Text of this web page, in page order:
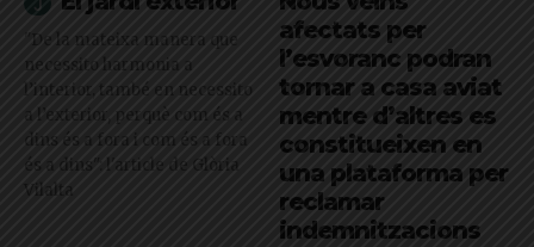
"De la mateixa manera que
necessito harmonia a
l’interior, també en necessito
a l’exterior, perquè com és a
dins és a fora i com és a fora
és a dins": l'article de Glòria
Vilalta
afectats per
l’esvoranc podran
tornar a casa aviat
mentre d’altres es
constitueixen en
una plataforma per
reclamar
indemnitzacions